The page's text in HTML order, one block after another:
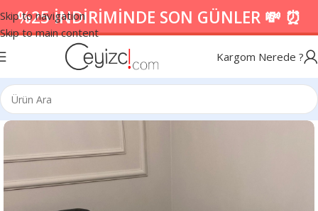
Skip to navigation
Skip to main content
%25 İNDİRİMİNDE SON GÜNLER 💸 ⏰
Kargom Nerede ?